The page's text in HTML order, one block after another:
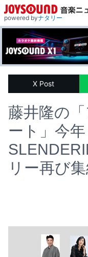
powered byナタリー
X Post
藤井隆の
ート」今年
リー再び